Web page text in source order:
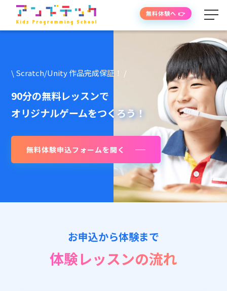
授業の流れ
先生紹介
授業時間・料金
📖 資料請求
👉 無料体験お申込
無料体験へ 👉
\ Scratch/Unity 作品完成保証！ /
90分の無料レッスンで
オリジナルゲームをつくろう！
無料体験申込フォームを開く
お申込から体験まで
体験レッスンの流れ